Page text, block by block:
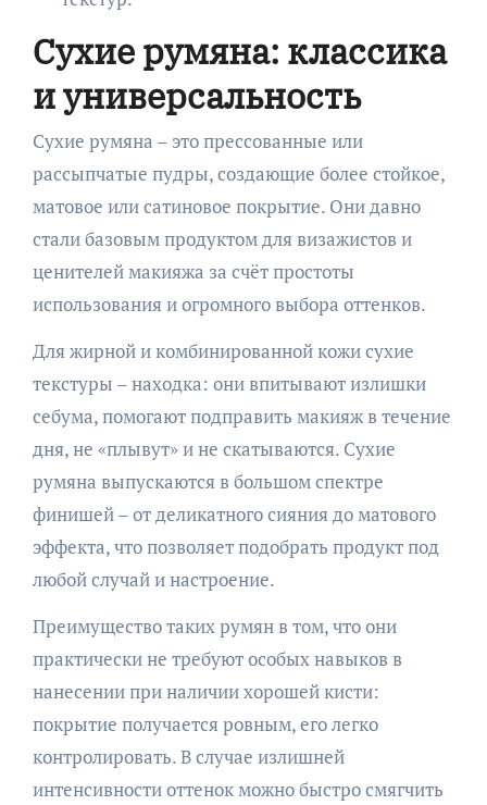
Сухие румяна: классика
и универсальность
Сухие румяна – это прессованные или
рассыпчатые пудры, создающие более стойкое,
матовое или сатиновое покрытие. Они давно
стали базовым продуктом для визажистов и
ценителей макияжа за счёт простоты
использования и огромного выбора оттенков.
Для жирной и комбинированной кожи сухие
текстуры – находка: они впитывают излишки
себума, помогают подправить макияж в течение
дня, не «плывут» и не скатываются. Сухие
румяна выпускаются в большом спектре
финишей – от деликатного сияния до матового
эффекта, что позволяет подобрать продукт под
любой случай и настроение.
Преимущество таких румян в том, что они
практически не требуют особых навыков в
нанесении при наличии хорошей кисти:
покрытие получается ровным, его легко
контролировать. В случае излишней
интенсивности оттенок можно быстро смягчить